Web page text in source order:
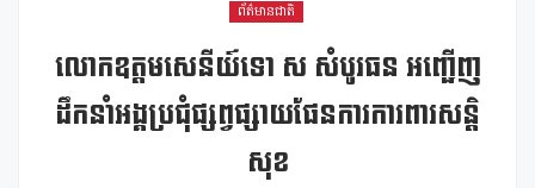
ព័ត៌មានជាតិ
លោកឧត្តមសេនីយ៍ទោ ស សំបូរធន អញ្ជើញ
ដឹកនាំអង្គប្រជុំផ្សព្វផ្សាយផែនការការពារសន្តិ
សុខ